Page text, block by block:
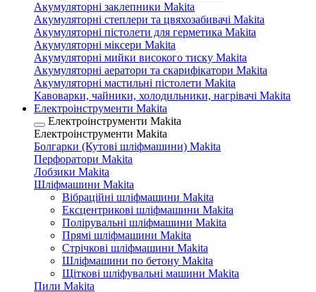
Акумуляторні заклепники Makita
Акумуляторні степлери та цвяхозабивачі Makita
Акумуляторні пістолети для герметика Makita
Акумуляторні міксери Makita
Акумуляторні мийки високого тиску Makita
Акумуляторні аератори та скарифікатори Makita
Акумуляторні мастильні пістолети Makita
Кавоварки, чайники, холодильники, нагрівачі Makita
Електроінструменти Makita
Електроінструменти Makita
Електроінструменти Makita
Болгарки (Кутові шліфмашини) Makita
Перфоратори Makita
Лобзики Makita
Шліфмашини Makita
Вібраційні шліфмашини Makita
Ексцентрикові шліфмашини Makita
Полірувальні шліфмашини Makita
Прямі шліфмашини Makita
Стрічкові шліфмашини Makita
Шліфмашини по бетону Makita
Щіткові шліфувальні машини Makita
Пили Makita